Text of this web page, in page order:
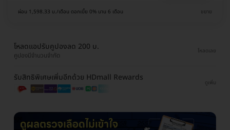
ผ่อน 1,598.33 บ./เดือน ดอกเบี้ย 0% นาน 6 เดือน ขยาย
โหลดแอปรับคูปองลด 200 บ.
คูปองมีจำนวนจำกัด
โหลดเลย
รับสิทธิพิเศษเพิ่มอีกด้วย HDmall Rewards
ดูเพิ่ม